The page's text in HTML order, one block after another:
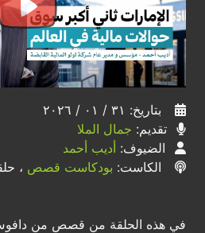
بتاريخ: ٣١ / ٠١ / ٢٠٢٦
تقديم: جمال الملا
الضيوف: أديب أحمد
الكاست: بودكاست قصص ،
في هذه الحلقة من قصص من